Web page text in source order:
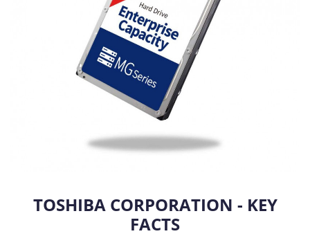
TOSHIBA CORPORATION - KEY
FACTS